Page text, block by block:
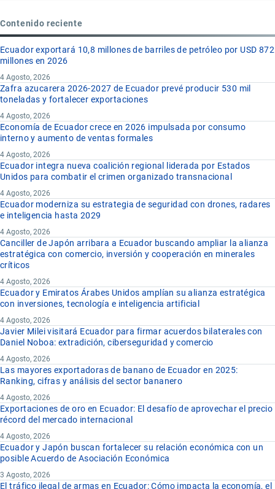
Contenido reciente
Ecuador exportará 10,8 millones de barriles de petróleo por USD 872
millones en 2026
4 Agosto, 2026
Zafra azucarera 2026-2027 de Ecuador prevé producir 530 mil
toneladas y fortalecer exportaciones
4 Agosto, 2026
Economía de Ecuador crece en 2026 impulsada por consumo
interno y aumento de ventas formales
4 Agosto, 2026
Ecuador integra nueva coalición regional liderada por Estados
Unidos para combatir el crimen organizado transnacional
4 Agosto, 2026
Ecuador moderniza su estrategia de seguridad con drones, radares
e inteligencia hasta 2029
4 Agosto, 2026
Canciller de Japón arribara a Ecuador buscando ampliar la alianza
estratégica con comercio, inversión y cooperación en minerales
críticos
4 Agosto, 2026
Ecuador y Emiratos Árabes Unidos amplían su alianza estratégica
con inversiones, tecnología e inteligencia artificial
4 Agosto, 2026
Javier Milei visitará Ecuador para firmar acuerdos bilaterales con
Daniel Noboa: extradición, ciberseguridad y comercio
4 Agosto, 2026
Las mayores exportadoras de banano de Ecuador en 2025:
Ranking, cifras y análisis del sector bananero
4 Agosto, 2026
Exportaciones de oro en Ecuador: El desafío de aprovechar el precio
récord del mercado internacional
4 Agosto, 2026
Ecuador y Japón buscan fortalecer su relación económica con un
posible Acuerdo de Asociación Económica
3 Agosto, 2026
El tráfico ilegal de armas en Ecuador: Cómo impacta la economía, el